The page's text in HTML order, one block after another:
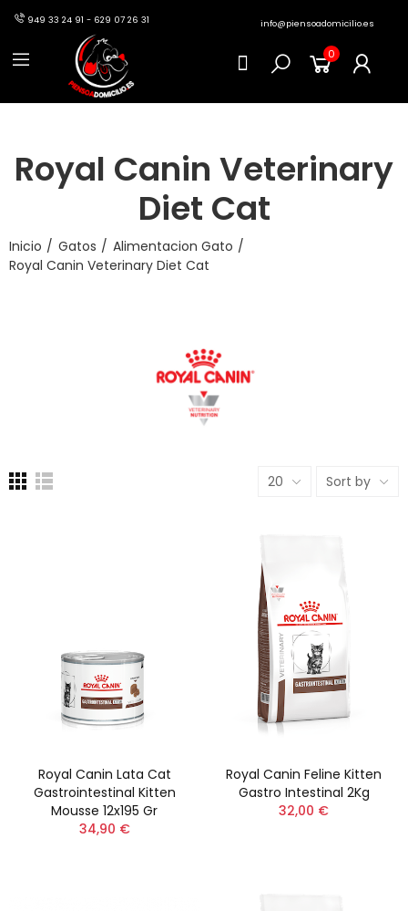
949 33 24 91 - 629 07 26 31 info@piensoadomicilio.es
0
Royal Canin Veterinary
Diet Cat
Inicio Gatos
Alimentacion Gato
Royal Canin Veterinary Diet Cat
20 Sort by
Royal Canin Lata Cat
Gastrointestinal Kitten
Mousse 12x195 Gr
34,90 €
Royal Canin Feline Kitten
Gastro Intestinal 2Kg
32,00 €